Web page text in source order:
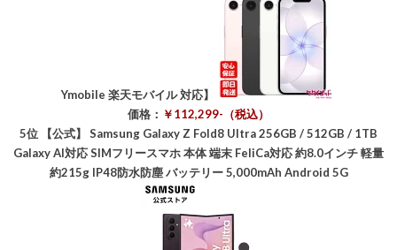
Ymobile 楽天モバイル 対応】
価格： ￥112,299-（税込）
5位
【公式】 Samsung Galaxy Z Fold8 Ultra 256GB / 512GB / 1TB
Galaxy AI対応 SIMフリースマホ 本体 端末 FeliCa対応 約8.0インチ 軽量
約215g IP48防水防塵 バッテリー 5,000mAh Android 5G